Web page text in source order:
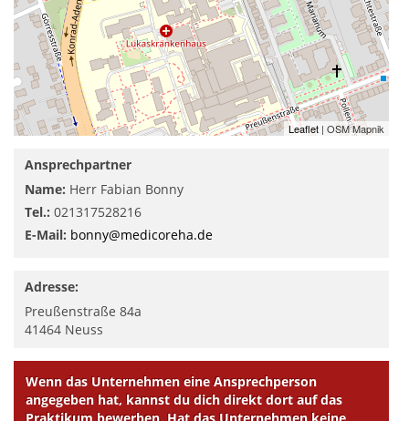
Leaflet | OSM Mapnik
Ansprechpartner
Name: Herr Fabian Bonny
Tel.: 021317528216
E-Mail: bonny@medicoreha.de
Adresse:
Preußenstraße 84a
41464 Neuss
Wenn das Unternehmen eine Ansprechperson
angegeben hat, kannst du dich direkt dort auf das